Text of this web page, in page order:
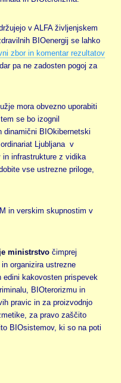
v ALFA življenjskem
BIOenergij se lahko
zbor in komentar rezultatov
pa ne zadosten pogoj za
mora obvezno uporabiti
se bo izognil
dinamični BIOkibernetski
Ljubljana v
in infrastrukture z vidika
vse ustrezne priloge,
in verskim skupnostim v
ministrstvočimprej
organizira ustrezne
kakovosten prispevek
BIOterorizmu in
pravic in za proizvodnjo
za pravo zaščito
BIOsistemov, ki so na poti